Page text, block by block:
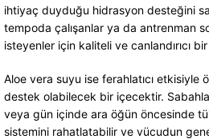
ihtiyaç duyduğu hidrasyon desteğini
tempoda çalışanlar ya da antrenman
isteyenler için kaliteli ve canlandırıcı
Aloe vera suyu ise ferahlatıcı etkisiyle
destek olabilecek bir içecektir.
veya gün içinde ara öğün öncesinde
sistemini rahatlatabilir ve vücudun genel